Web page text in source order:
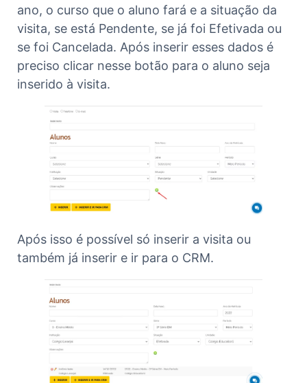
ano, o curso que o aluno fará e a situação da
visita, se está Pendente, se já foi Efetivada ou
se foi Cancelada. Após inserir esses dados é
preciso clicar nesse botão para o aluno seja
inserido à visita.
Após isso é possível só inserir a visita ou
também já inserir e ir para o CRM.